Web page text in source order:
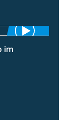
im